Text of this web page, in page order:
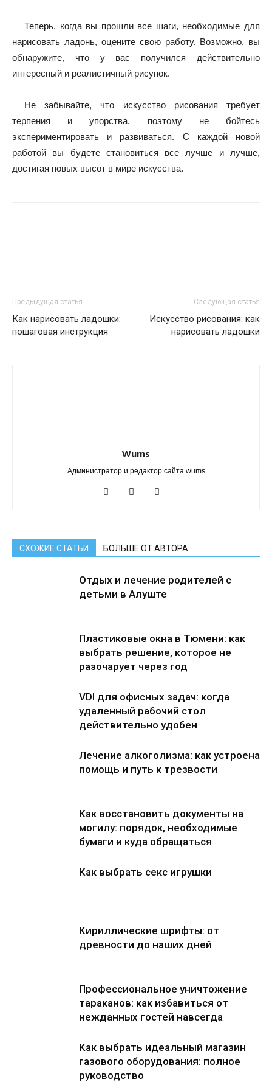
Теперь, когда вы прошли все шаги, необходимые для
нарисовать ладонь, оцените свою работу. Возможно, вы
обнаружите, что у вас получился действительно
интересный и реалистичный рисунок.
Не забывайте, что искусство рисования требует
терпения и упорства, поэтому не бойтесь
экспериментировать и развиваться. С каждой новой
работой вы будете становиться все лучше и лучше,
достигая новых высот в мире искусства.
Предыдущая статья
Как нарисовать ладошки:
пошаговая инструкция
Следующая статья
Искусство рисования: как
нарисовать ладошки
Wums
Администратор и редактор сайта wums
СХОЖИЕ СТАТЬИ БОЛЬШЕ ОТ АВТОРА
Отдых и лечение родителей с
детьми в Алуште
Пластиковые окна в Тюмени: как
выбрать решение, которое не
разочарует через год
VDI для офисных задач: когда
удаленный рабочий стол
действительно удобен
Лечение алкоголизма: как устроена
помощь и путь к трезвости
Как восстановить документы на
могилу: порядок, необходимые
бумаги и куда обращаться
Как выбрать секс игрушки
Кириллические шрифты: от
древности до наших дней
Профессиональное уничтожение
тараканов: как избавиться от
нежданных гостей навсегда
Как выбрать идеальный магазин
газового оборудования: полное
руководство